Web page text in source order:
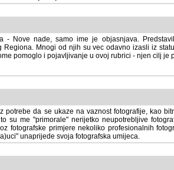
- Nove nade, samo ime je objasnjava.
Regiona. Mnogi od njih su vec odavno izasli iz
pomoglo i pojavljivanje u ovoj rubrici - njen cilj je
potrebe da se ukaze na vaznost fotografije, kao
su me "primorale" nerijetko neupotrebljive
fotografske primjere nekoliko profesionalnih
unaprijede svoja fotografska umijeca.